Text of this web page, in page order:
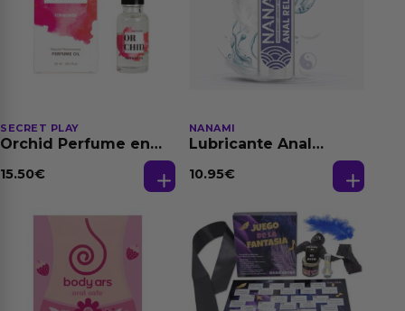
SECRET PLAY
Orchid Perfume en
Feromonas 20 ml
15.50€
NANAMI
Lubricante Anal
Dilatación Base Agua
10.95€